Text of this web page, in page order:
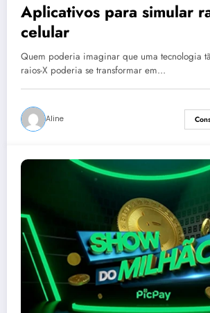
Aplicativos para simular
celular
Quem poderia imaginar que uma tecnologia
raios-X poderia se transformar em…
Aline